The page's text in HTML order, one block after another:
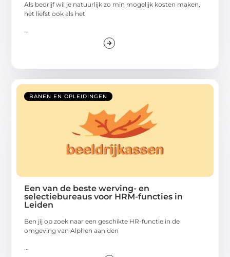
Als bedrijf wil je natuurlijk zo min mogelijk kosten maken,
het liefst ook als het
...
BANEN EN OPLEIDINGEN
Een van de beste werving- en
selectiebureaus voor HRM-functies in
Leiden
Ben jij op zoek naar een geschikte HR-functie in de
omgeving van Alphen aan den